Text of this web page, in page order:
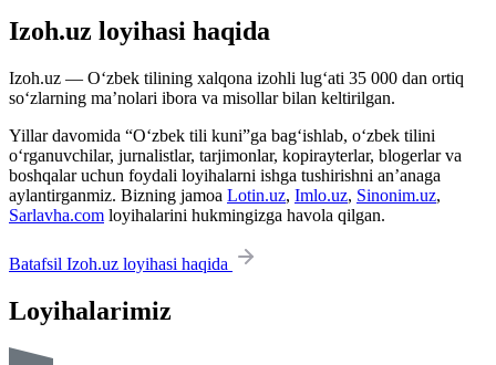
Izoh.uz loyihasi haqida
Izoh.uz — O‘zbek tilining xalqona izohli lug‘ati 35 000 dan ortiq
so‘zlarning ma’nolari ibora va misollar bilan keltirilgan.
Yillar davomida “O‘zbek tili kuni”ga bag‘ishlab, o‘zbek tilini
o‘rganuvchilar, jurnalistlar, tarjimonlar, kopirayterlar, blogerlar va
boshqalar uchun foydali loyihalarni ishga tushirishni an’anaga
aylantirganmiz. Bizning jamoa Lotin.uz, Imlo.uz, Sinonim.uz,
Sarlavha.com loyihalarini hukmingizga havola qilgan.
Batafsil Izoh.uz loyihasi haqida
Loyihalarimiz